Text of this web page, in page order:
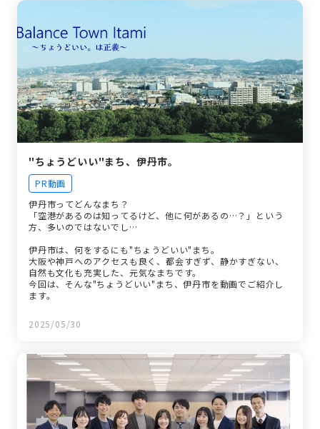
"ちょうどいい"まち、伊丹市。
PR動画
伊丹市ってどんなまち？
「空港があるのは知ってるけど、他に何があるの…？」という
方、多いのではないでし…
伊丹市は、何をするにも"ちょうどいい"まち。
大阪や神戸へのアクセスも良く、都会すぎず、静かすぎない、
自然も文化も充実した、元気なまちです。
今回は、そんな"ちょうどいい"まち、伊丹市を動画でご紹介し
ます。
2025/05/30